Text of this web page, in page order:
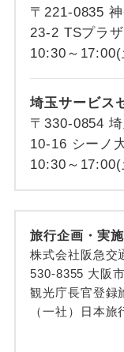
〒221-0835
23-2 TSプラ
10:30～
埼玉サービス
〒330-0854
10-16 シーノ
10:30～
旅行企画・実施
株式会社阪急交
530-8355 大阪
観光庁長官登録
（一社）日本